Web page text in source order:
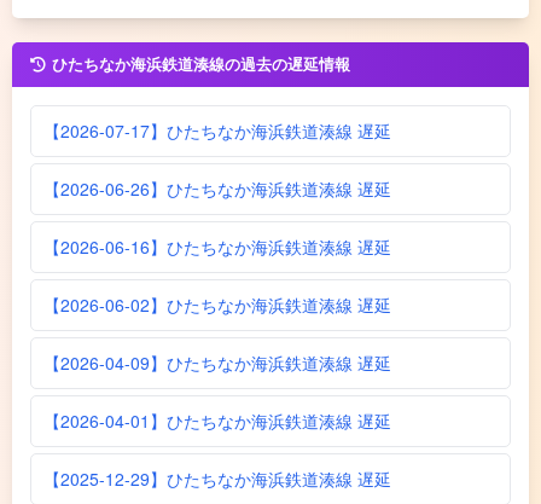
ひたちなか海浜鉄道湊線の過去の遅延情報
【2026-07-17】ひたちなか海浜鉄道湊線 遅延
【2026-06-26】ひたちなか海浜鉄道湊線 遅延
【2026-06-16】ひたちなか海浜鉄道湊線 遅延
【2026-06-02】ひたちなか海浜鉄道湊線 遅延
【2026-04-09】ひたちなか海浜鉄道湊線 遅延
【2026-04-01】ひたちなか海浜鉄道湊線 遅延
【2025-12-29】ひたちなか海浜鉄道湊線 遅延